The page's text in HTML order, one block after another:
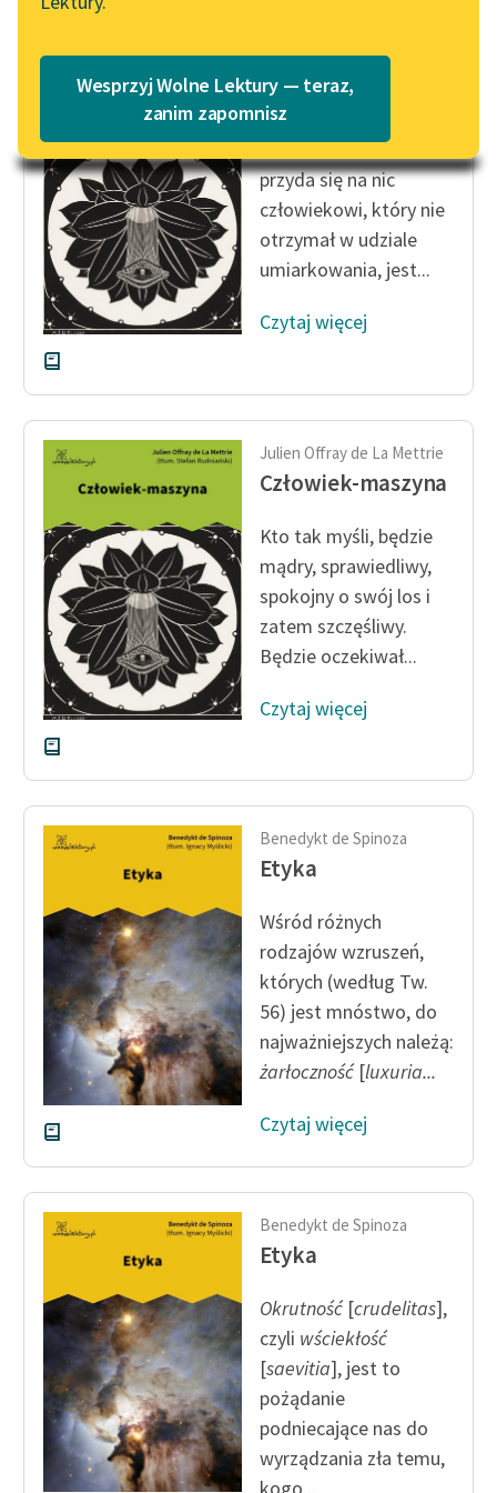
Lektury szkolne i klasyka
literatury do słuchania dla
uczennic i uczniów z
niepełnosprawnościami
E-kolekcja lektur
szkolnych i literatury do
słuchania dla uczennic i
uczniów z
niepełnosprawnościami
Feministyczne inspiracje.
skandynawskiej literatury
feministycznej
Kolekcje edukacyjne
twórców przechodzących
do domeny publicznej,
lektur szkolnych oraz
Starego Testamentu
Odkurzamy bohaterów
Szkoła Poezji Wolnych
Lektur
Katalog w formacie PDF
O nas
O projekcie
Zespół
Zasady wykorzystania
Wolnych Lektur
Logotypy
Materiały promocyjne
Polityka prywatności
Regulamin biblioteki
Dane fundacji i
sprawozdania finansowe
Regulamin darowizn
Informacja o treściach
wrażliwych
Deklaracja dostępności
Wesprzyj Wolne Lektury — teraz,
zanim zapomnisz
Julien Offray de La Mettrie
Człowiek-maszyna
Żadna moralność nie
przyda się na nic
człowiekowi, który nie
otrzymał w udziale
umiarkowania, jest...
Czytaj więcej
Julien Offray de La Mettrie
Człowiek-maszyna
Kto tak myśli, będzie
mądry, sprawiedliwy,
spokojny o swój los i
zatem szczęśliwy.
Będzie oczekiwał...
Czytaj więcej
Benedykt de Spinoza
Etyka
Wśród różnych
rodzajów wzruszeń,
których (według Tw.
56) jest mnóstwo, do
najważniejszych należą:
żarłoczność[luxuria...
Czytaj więcej
Benedykt de Spinoza
Etyka
Okrutność[crudelitas],
czyli wściekłość
[saevitia], jest to
pożądanie
podniecające nas do
wyrządzania zła temu,
kogo...